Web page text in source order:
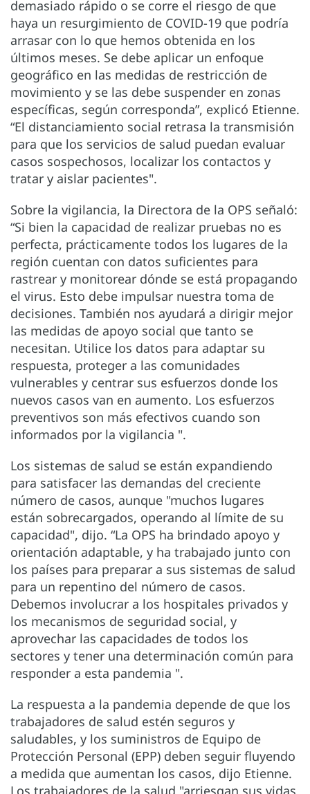
demasiado rápido o se corre el riesgo de que
haya un resurgimiento de COVID-19 que podría
arrasar con lo que hemos obtenida en los
últimos meses. Se debe aplicar un enfoque
geográfico en las medidas de restricción de
movimiento y se las debe suspender en zonas
específicas, según corresponda”, explicó Etienne.
“El distanciamiento social retrasa la transmisión
para que los servicios de salud puedan evaluar
casos sospechosos, localizar los contactos y
tratar y aislar pacientes".
Sobre la vigilancia, la Directora de la OPS señaló:
“Si bien la capacidad de realizar pruebas no es
perfecta, prácticamente todos los lugares de la
región cuentan con datos suficientes para
rastrear y monitorear dónde se está propagando
el virus. Esto debe impulsar nuestra toma de
decisiones. También nos ayudará a dirigir mejor
las medidas de apoyo social que tanto se
necesitan. Utilice los datos para adaptar su
respuesta, proteger a las comunidades
vulnerables y centrar sus esfuerzos donde los
nuevos casos van en aumento. Los esfuerzos
preventivos son más efectivos cuando son
informados por la vigilancia ".
Los sistemas de salud se están expandiendo
para satisfacer las demandas del creciente
número de casos, aunque "muchos lugares
están sobrecargados, operando al límite de su
capacidad", dijo. “La OPS ha brindado apoyo y
orientación adaptable, y ha trabajado junto con
los países para preparar a sus sistemas de salud
para un repentino del número de casos.
Debemos involucrar a los hospitales privados y
los mecanismos de seguridad social, y
aprovechar las capacidades de todos los
sectores y tener una determinación común para
responder a esta pandemia ".
La respuesta a la pandemia depende de que los
trabajadores de salud estén seguros y
saludables, y los suministros de Equipo de
Protección Personal (EPP) deben seguir fluyendo
a medida que aumentan los casos, dijo Etienne.